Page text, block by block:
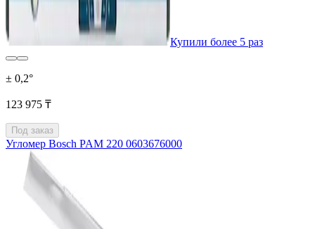
Купили более 5 раз
± 0,2°
123 975 ₸
Под заказ
Угломер Bosch PAM 220 0603676000